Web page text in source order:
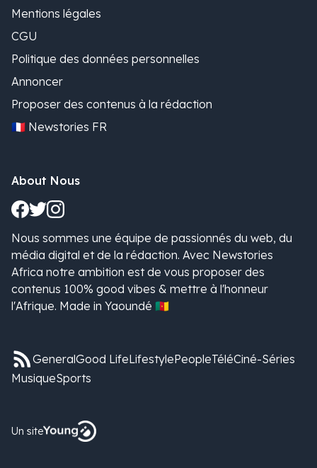
Mentions légales
CGU
Politique des données personnelles
Annoncer
Proposer des contenus à la rédaction
🇫🇷 Newstories FR
About Nous
Nous sommes une équipe de passionnés du web, du
média digital et de la rédaction. Avec Newstories
Africa notre ambition est de vous proposer des
contenus 100% good vibes & mettre à l'honneur
l'Afrique. Made in Yaoundé 🇨🇲
GeneralGood LifeLifestylePeopleTéléCiné-Séries
MusiqueSports
Un site